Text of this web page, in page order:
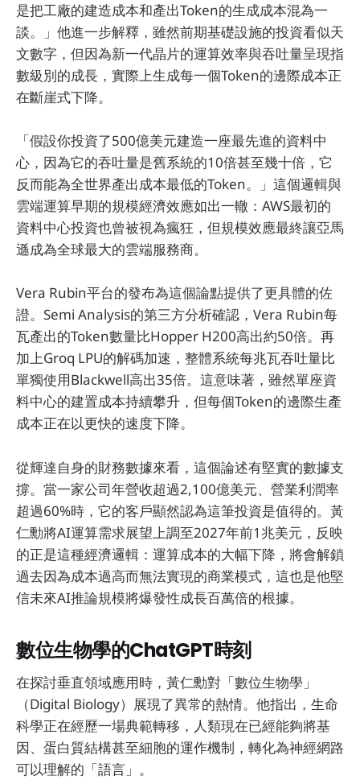
是把工廠的建造成本和產出Token的生成成本混為一
談。」他進一步解釋，雖然前期基礎設施的投資看似天
文數字，但因為新一代晶片的運算效率與吞吐量呈現指
數級別的成長，實際上生成每一個Token的邊際成本正
在斷崖式下降。
「假設你投資了500億美元建造一座最先進的資料中
心，因為它的吞吐量是舊系統的10倍甚至幾十倍，它
反而能為全世界產出成本最低的Token。」這個邏輯與
雲端運算早期的規模經濟效應如出一轍：AWS最初的
資料中心投資也曾被視為瘋狂，但規模效應最終讓亞馬
遜成為全球最大的雲端服務商。
Vera Rubin平台的發布為這個論點提供了更具體的佐
證。Semi Analysis的第三方分析確認，Vera Rubin每
瓦產出的Token數量比Hopper H200高出約50倍。再
加上Groq LPU的解碼加速，整體系統每兆瓦吞吐量比
單獨使用Blackwell高出35倍。這意味著，雖然單座資
料中心的建置成本持續攀升，但每個Token的邊際生產
成本正在以更快的速度下降。
從輝達自身的財務數據來看，這個論述有堅實的數據支
撐。當一家公司年營收超過2,100億美元、營業利潤率
超過60%時，它的客戶顯然認為這筆投資是值得的。黃
仁勳將AI運算需求展望上調至2027年前1兆美元，反映
的正是這種經濟邏輯：運算成本的大幅下降，將會解鎖
過去因為成本過高而無法實現的商業模式，這也是他堅
信未來AI推論規模將爆發性成長百萬倍的根據。
數位生物學的ChatGPT時刻
在探討垂直領域應用時，黃仁勳對「數位生物學」
（Digital Biology）展現了異常的熱情。他指出，生命
科學正在經歷一場典範轉移，人類現在已經能夠將基
因、蛋白質結構甚至細胞的運作機制，轉化為神經網路
可以理解的「語言」。